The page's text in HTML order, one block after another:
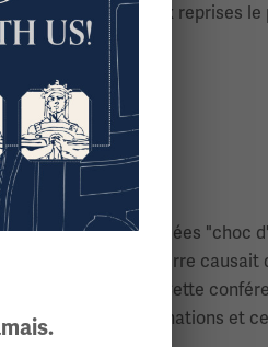
a remporté à deux reprises
appelées "choc
que la guerre causait
de victimes. Cette
les soldats et les nations et